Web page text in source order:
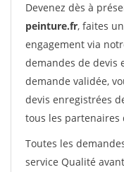
Devenez dès à
peinture.fr, faites
engagement via
demandes de devis
demande validée,
devis enregistrées
tous les partenaires
Toutes les
service Qualité